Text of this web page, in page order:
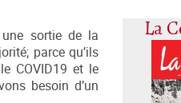
La
sortie de la
parce qu’ils
COVID19 et le
besoin d’un